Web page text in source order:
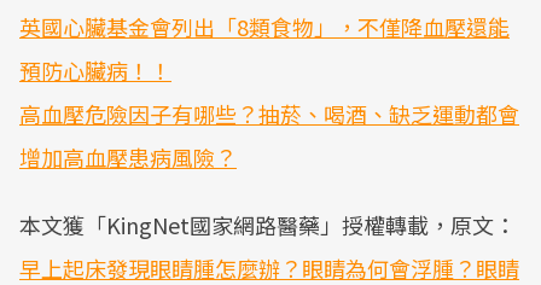
英國心臟基金會列出「8類食物」，不僅降血壓還能
預防心臟病！！
高血壓危險因子有哪些？抽菸、喝酒、缺乏運動都會
增加高血壓患病風險？
本文獲「KingNet國家網路醫藥」授權轉載，原文：
早上起床發現眼睛腫怎麼辦？眼睛為何會浮腫？眼睛